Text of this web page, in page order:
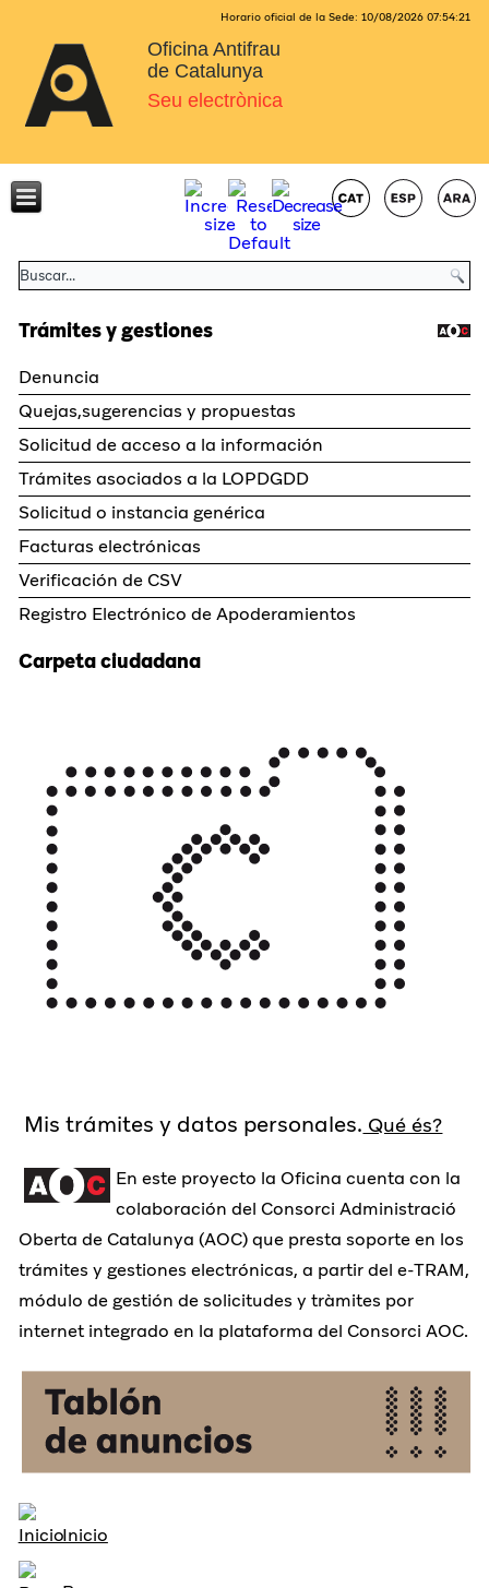
Horario oficial de la Sede: 10/08/2026 07:54:21
Oficina Antifrau
de Catalunya
Seu electrònica
Trámites y gestiones
Denuncia
Quejas,sugerencias y propuestas
Solicitud de acceso a la información
Trámites asociados a la LOPDGDD
Solicitud o instancia genérica
Facturas electrónicas
Verificación de CSV
Registro Electrónico de Apoderamientos
Carpeta ciudadana
Mis trámites y datos personales. Qué és?
En este proyecto la Oficina cuenta con la
colaboración del Consorci Administració
Oberta de Catalunya (AOC) que presta soporte en los
trámites y gestiones electrónicas, a partir del e-TRAM,
módulo de gestión de solicitudes y tràmites por
internet integrado en la plataforma del Consorci AOC.
Inicio